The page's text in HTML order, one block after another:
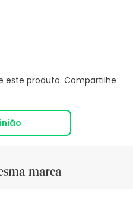
este produto. Compartilhe
marca